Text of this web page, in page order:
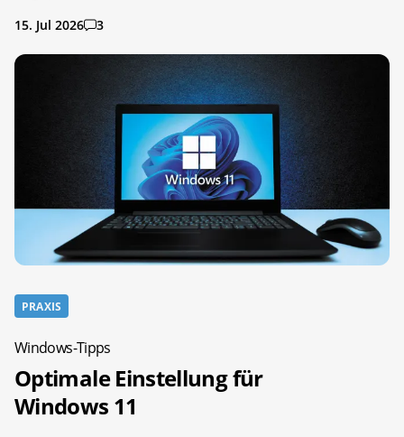
15. Jul 2026 3
PRAXIS
Windows-Tipps
Optimale Einstellung für
Windows 11